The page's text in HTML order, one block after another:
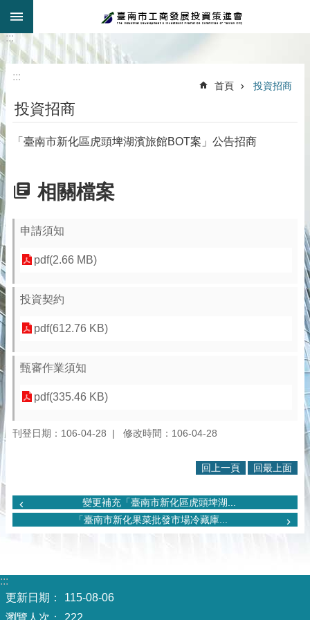
跳到主要內容區塊
:::
:::
首頁 投資招商
投資招商
「臺南市新化區虎頭埤湖濱旅館BOT案」公告招商
相關檔案
申請須知
pdf(2.66 MB)
投資契約
pdf(612.76 KB)
甄審作業須知
pdf(335.46 KB)
刊登日期：106-04-28 修改時間：106-04-28
回上一頁 回最上面
變更補充「臺南市新化區虎頭埤湖...
「臺南市新化果菜批發市場冷藏庫...
:::
更新日期：
115-08-06
瀏覽人次：
222